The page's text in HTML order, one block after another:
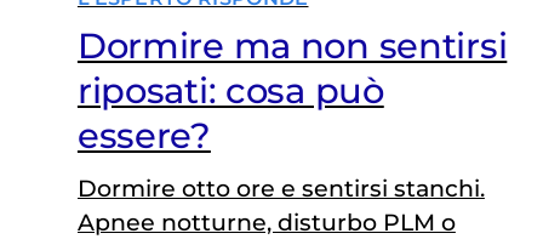
Dormire ma non sentirsi
riposati: cosa può
essere?
Dormire otto ore e sentirsi stanchi.
Apnee notturne, disturbo PLM o